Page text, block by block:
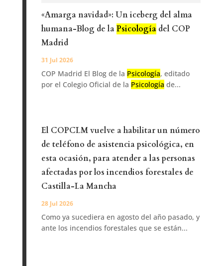
«Amarga navidad»: Un iceberg del alma
humana-Blog de laPsicologíadel COP
Madrid
31 Jul 2026
COP Madrid El Blog de la Psicología, editado
por el Colegio Oficial de la Psicología de...
El COPCLM vuelve a habilitar un número
de teléfono de asistencia psicológica, en
esta ocasión, para atender a las personas
afectadas por los incendios forestales de
Castilla-La Mancha
28 Jul 2026
Como ya sucediera en agosto del año pasado, y
ante los incendios forestales que se están...